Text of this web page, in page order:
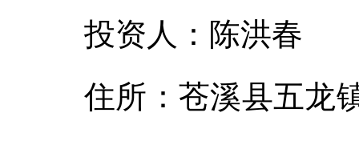
投资人：陈洪春
住所：苍溪县五龙